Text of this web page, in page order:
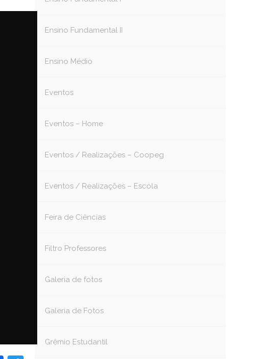
Ensino Fundamental II
Ensino Médio
Eventos
Eventos – Home
Eventos / Realizações – Coopeg
Eventos / Realizações – Escola
Feira de Ciências
Filtro Professores
Galeria de fotos
Galeria de Fotos
Grêmio Estudantil